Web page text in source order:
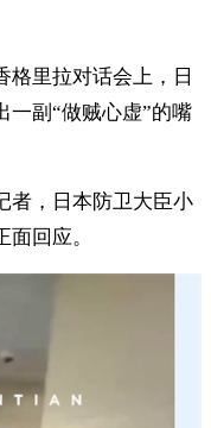
格里拉对话会上，日
一副“做贼心虚”的嘴
者，日本防卫大臣小
回应。